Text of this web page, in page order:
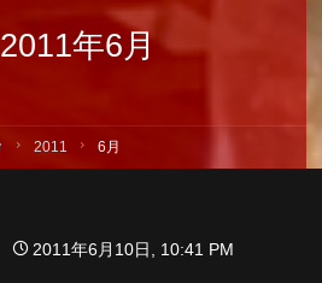
2011年6月
ホ
ー
2011 6月
2011年6月10日, 10:41 PM